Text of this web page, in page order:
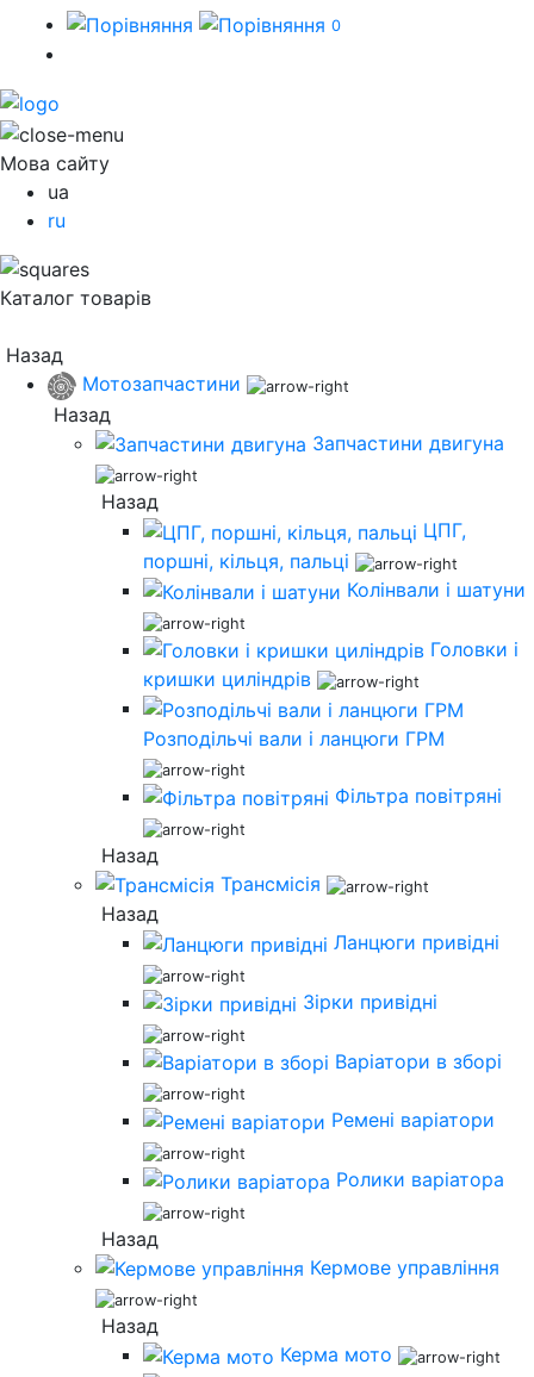
0
Мова сайту
ua
ru
Каталог товарів
Назад
Мотозапчастини
Назад
Запчастини двигуна
Назад
ЦПГ,
поршні, кільця, пальці
Колінвали і шатуни
Головки і
кришки циліндрів
Розподільчі вали і ланцюги ГРМ
Фільтра повітряні
Назад
Трансмісія
Назад
Ланцюги привідні
Зірки привідні
Варіатори в зборі
Ремені варіатори
Ролики варіатора
Назад
Кермове управління
Назад
Керма мото